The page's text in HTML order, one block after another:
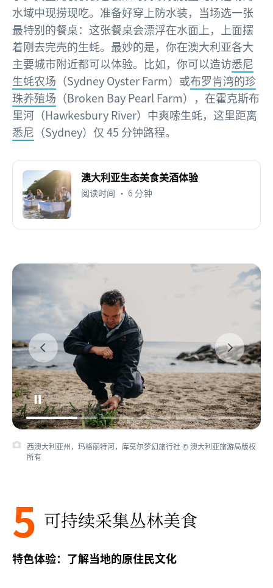
水域中现捞现吃。准备好穿上防水装，当场选一张
最特别的餐桌：这张餐桌会漂浮在水面上，上面摆
着刚去完壳的生蚝。最妙的是，你在澳大利亚各大
主要城市附近都可以体验。比如，你可以造访悉尼
生蚝农场 （Sydney Oyster Farm）或布罗肯湾的珍
珠养殖场 （Broken Bay Pearl Farm），在霍克斯布
里河（Hawkesbury River）中爽嗦生蚝，这里距离
悉尼 （Sydney）仅 45 分钟路程。
澳大利亚生态美食美酒体验
阅读时间 • 6 分钟
西澳大利亚州，玛格丽特河，库莫尔梦幻旅行社 © 澳大利亚旅游局版权
所有
5 可持续采集丛林美食
特色体验：了解当地的原住民文化